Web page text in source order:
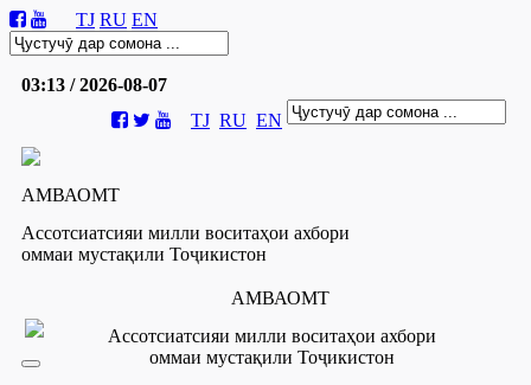
TJ RU EN
03:13 / 2026-08-07
TJ RU EN
АМВАОМТ
Ассотсиатсияи милли воситаҳои ахбори
оммаи мустақили Тоҷикистон
АМВАОМТ
Ассотсиатсияи милли воситаҳои ахбори
оммаи мустақили Тоҷикистон